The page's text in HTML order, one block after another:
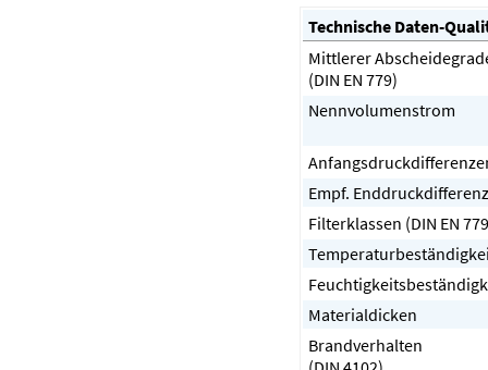
Technische Daten-
Mittlerer
(DIN EN 779)
Nennvolumenstrom
Empf. Enddruckdifferenz
Filterklassen (DIN EN
Materialdicken
Brandverhalten